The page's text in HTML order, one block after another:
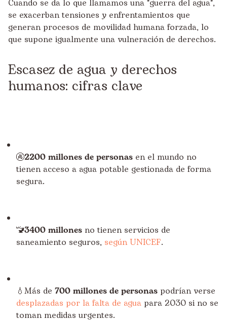
Cuando se da lo que llamamos una "guerra del agua",
se exacerban tensiones y enfrentamientos que
generan procesos de movilidad humana forzada, lo
que supone igualmente una vulneración de derechos.
Escasez de agua y derechos
humanos: cifras clave
🚱2200 millones de personas en el mundo no
tienen acceso a agua potable gestionada de forma
segura.
🚾3400 millones no tienen servicios de
saneamiento seguros, según UNICEF.
💧Más de 700 millones de personas podrían verse
desplazadas por la falta de agua para 2030 si no se
toman medidas urgentes.